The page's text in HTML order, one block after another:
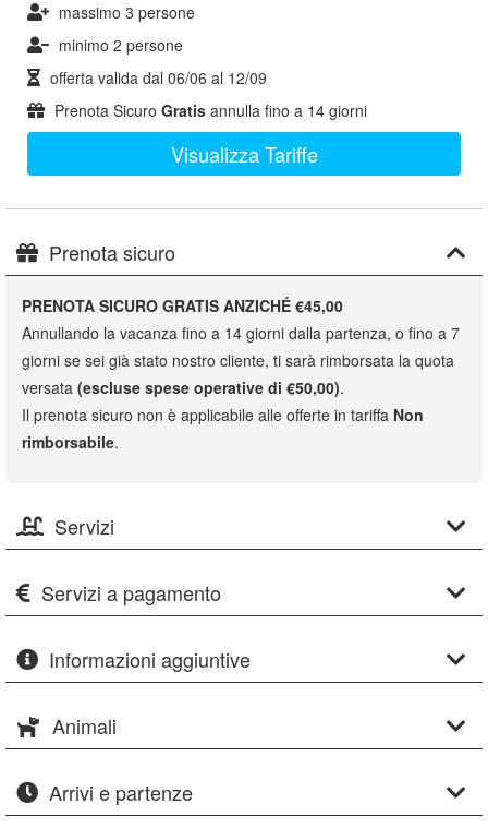
massimo 3 persone
minimo 2 persone
offerta valida dal 06/06 al 12/09
Prenota Sicuro Gratis annulla fino a 14 giorni
Visualizza Tariffe
Prenota sicuro
PRENOTA SICURO GRATIS ANZICHÉ €45,00
Annullando la vacanza fino a 14 giorni dalla partenza, o fino a 7
giorni se sei già stato nostro cliente, ti sarà rimborsata la quota
versata (escluse spese operative di €50,00).
Il prenota sicuro non è applicabile alle offerte in tariffa Non
rimborsabile.
Servizi
Servizi a pagamento
Informazioni aggiuntive
Animali
Arrivi e partenze